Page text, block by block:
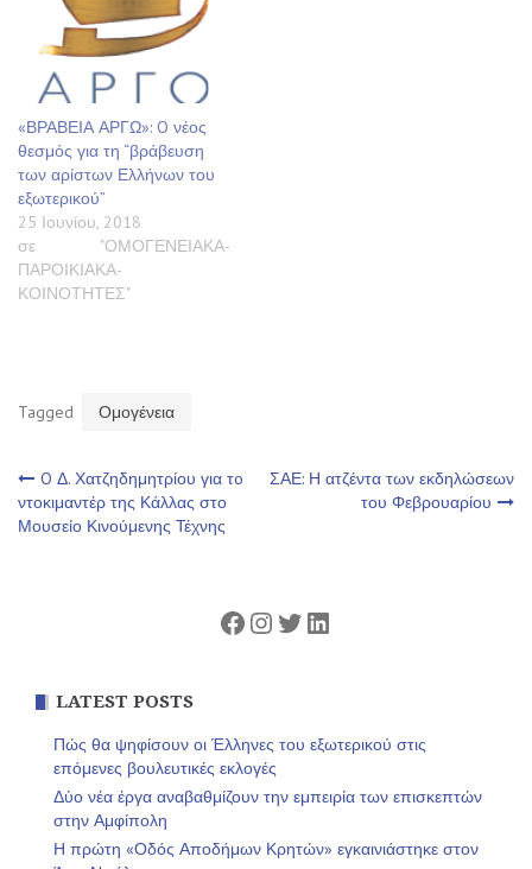
«ΒΡΑΒΕΙΑ ΑΡΓΩ»: O νέος
θεσμός για τη “βράβευση
των αρίστων Ελλήνων του
εξωτερικού”
25 Ιουνίου, 2018
σε "ΟΜΟΓΕΝΕΙΑΚΑ-
ΠΑΡΟΙΚΙΑΚΑ-
ΚΟΙΝΟΤΗΤΕΣ"
Tagged Ομογένεια
Πλοήγηση
άρθρων
O Δ. Χατζηδημητρίου για τo
ντοκιμαντέρ της Κάλλας στο
Μουσείο Κινούμενης Τέχνης
ΣΑΕ: Η ατζέντα των εκδηλώσεων
του Φεβρουαρίου
Facebook
Instagram
Twitter
Linkedin
LATEST POSTS
Πώς θα ψηφίσουν οι Έλληνες του εξωτερικού στις
επόμενες βουλευτικές εκλογές
Δύο νέα έργα αναβαθμίζουν την εμπειρία των επισκεπτών
στην Αμφίπολη
Η πρώτη «Οδός Αποδήμων Κρητών» εγκαινιάστηκε στον